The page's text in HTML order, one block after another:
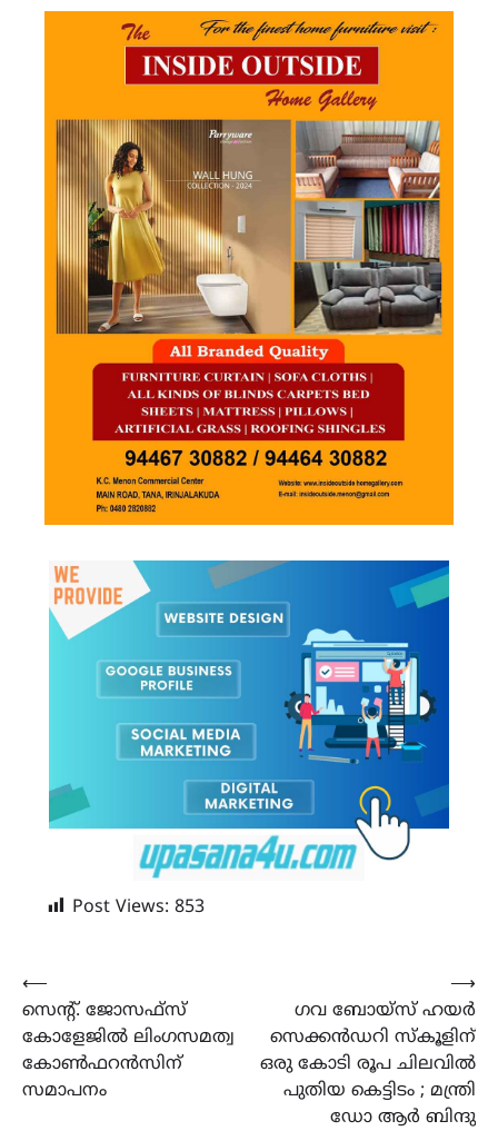
Post Views: 853
Post
navigation
⟵
സെന്റ്. ജോസഫ്സ്
കോളേജിൽ ലിംഗസമത്വ
കോൺഫറൻസിന്
സമാപനം
ഗവ ബോയ്സ് ഹയർ
സെക്കൻഡറി സ്കൂളിന്
ഒരു കോടി രൂപ ചിലവിൽ
പുതിയ കെട്ടിടം ; മന്ത്രി
ഡോ ആർ ബിന്ദു
⟶